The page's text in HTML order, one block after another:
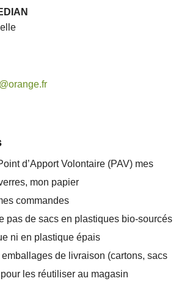
d’Apport Volontaire (PAV) mes
mon papier
commandes
pas de sacs en plastiques bio-sourcés
ni en plastique épais
de livraison (cartons, sacs
les réutiliser au magasin